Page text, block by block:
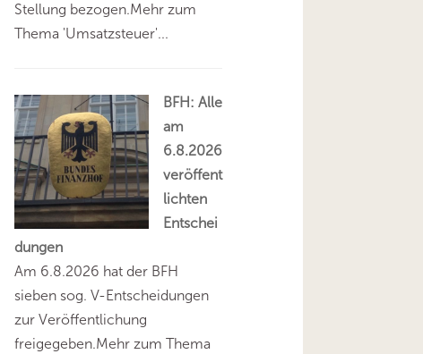
Stellung bezogen.Mehr zum
Thema 'Umsatzsteuer'...
BFH: Alle
am
6.8.2026
veröffent
lichten
Entschei
dungen
Am 6.8.2026 hat der BFH
sieben sog. V-Entscheidungen
zur Veröffentlichung
freigegeben.Mehr zum Thema